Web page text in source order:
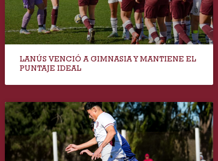
LANÚS VENCIÓ A GIMNASIA Y MANTIENE EL
PUNTAJE IDEAL